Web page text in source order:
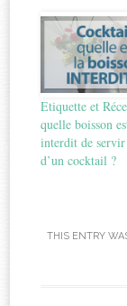
Etiquette et
quelle boisson
interdit de
d’un cocktail ?
THIS ENTRY